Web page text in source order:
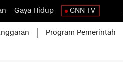
Gaya Hidup CNN TV
Program Pemerintah